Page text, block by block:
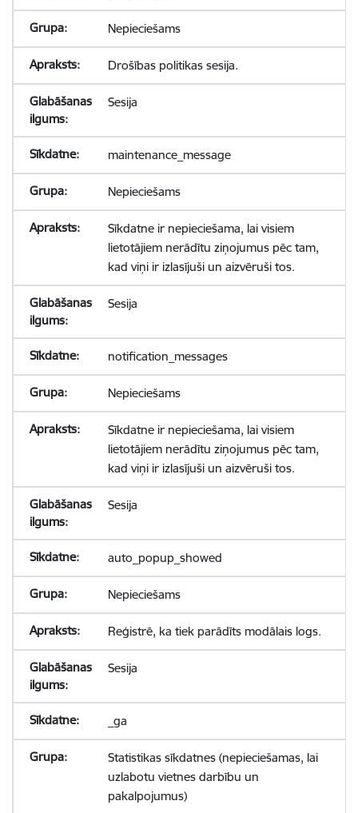
Nepieciešams
Drošības politikas sesija.
Sesija
maintenance_message
Nepieciešams
Sīkdatne ir nepieciešama, lai visiem
lietotājiem nerādītu ziņojumus pēc tam,
kad viņi ir izlasījuši un aizvēruši tos.
Sesija
notification_messages
Nepieciešams
Sīkdatne ir nepieciešama, lai visiem
lietotājiem nerādītu ziņojumus pēc tam,
kad viņi ir izlasījuši un aizvēruši tos.
Sesija
auto_popup_showed
Nepieciešams
Reģistrē, ka tiek parādīts modālais logs.
Sesija
_ga
Statistikas sīkdatnes (nepieciešamas, lai
uzlabotu vietnes darbību un
pakalpojumus)